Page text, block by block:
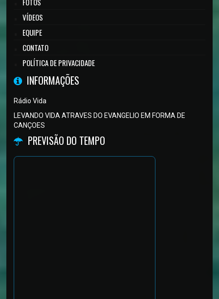
VÍDEOS
EQUIPE
CONTATO
POLÍTICA DE PRIVACIDADE
INFORMAÇÕES
Rádio Vida
LEVANDO VIDA ATRAVES DO EVANGELIO EM FORMA DE
CANÇOES
PREVISÃO DO TEMPO